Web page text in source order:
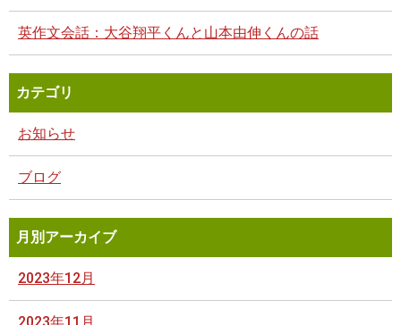
英作文会話：大谷翔平くんと山本由伸くんの話
カテゴリ
お知らせ
ブログ
月別アーカイブ
2023年12月